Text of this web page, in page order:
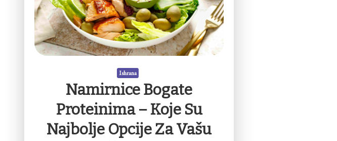
Ishrana
Namirnice Bogate
Proteinima – Koje Su
Najbolje Opcije Za Vašu